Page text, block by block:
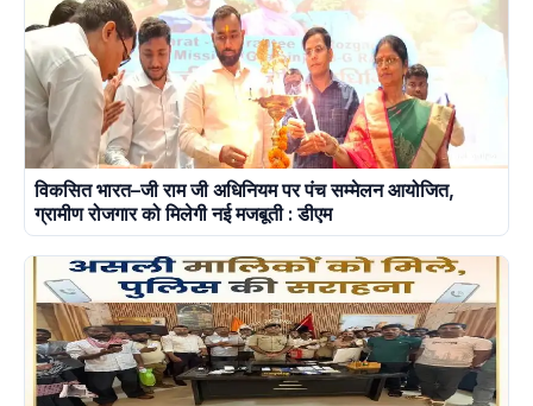
विकसित भारत–जी राम जी अधिनियम पर पंच सम्मेलन आयोजित,
ग्रामीण रोजगार को मिलेगी नई मजबूती : डीएम